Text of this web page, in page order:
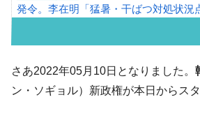
発令。李在明「猛暑・干ばつ対処状況
07月販売台数は去年のほぼ半分「71
『Money1』
韓国「信用赦免を何回
さあ2022年05月10日となりました。
ン・ソギョル）新政権が本日からスタ